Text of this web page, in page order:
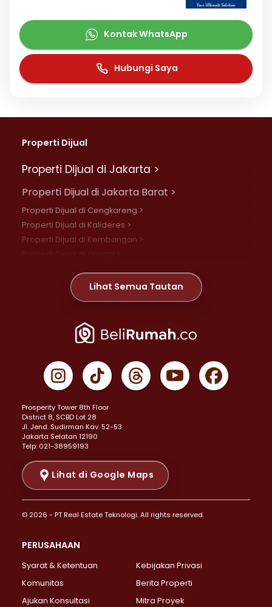
Kontak WhatsApp
Hubungi Saya
Properti Dijual
Properti Dijual di Jakarta >
Properti Dijual di Jakarta Barat >
Properti Dijual di Cengkareng >
Properti Dijual di Kalideres >
Properti Dijual di Kembangan >
Properti Dijual di Meruya >
Properti Dijual di Jelambar >
Properti Dijual di Jakarta Pusat >
Properti Dijual di Gambir >
Properti Dijual di Johar Baru >
Properti Dijual di Menteng >
Properti Dijual di Senen >
Properti Dijual di Tanah Abang >
Properti Dijual di Cikini >
Properti Dijual di Kramat >
Properti Dijual di Pasar Baru >
Properti Dijual di Bendungan Hilir >
Properti Dijual di Jakarta Selatan >
Properti Dijual di Lebak Bulus >
Properti Dijual di Gandaria Selatan >
Properti Dijual di Pondok Labu >
Lihat Semua Tautan
Prosperity Tower 8th Floor
District 8, SCBD Lot 28
JI. Jend. Sudirman Kav. 52-53
Jakarta Selatan 12190
Telp: 021-38959193
Lihat di Google Maps
© 2026 - PT Real Estate Teknologi. All rights reserved.
PERUSAHAAN
Syarat & Ketentuan
Kebijakan Privasi
Komunitas
Berita Properti
Ajukan Konsultasi
Mitra Proyek